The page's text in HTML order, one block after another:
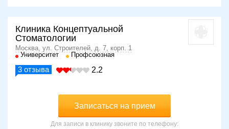
Клиника Концептуальной
Стоматологии
Москва, ул. Строителей, д. 7, корп. 1
Университет
Профсоюзная
3 отзыва 2.2
Записаться на прием
Для записи в клинику звоните по телефону: